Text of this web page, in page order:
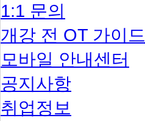
1:1 문의
개강 전 OT 가이드
모바일 안내센터
공지사항
취업정보